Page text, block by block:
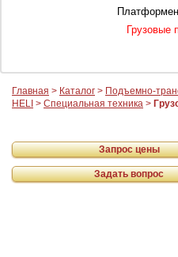
Грузовые
Главная > Каталог > Подъемно-
HELI > Специальная техника >
Запрос цены
Задать вопрос